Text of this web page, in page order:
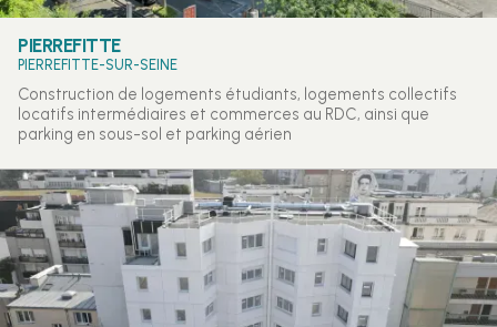
PIERREFITTE
PIERREFITTE-SUR-SEINE
Construction de logements étudiants, logements collectifs
locatifs intermédiaires et commerces au RDC, ainsi que
parking en sous-sol et parking aérien